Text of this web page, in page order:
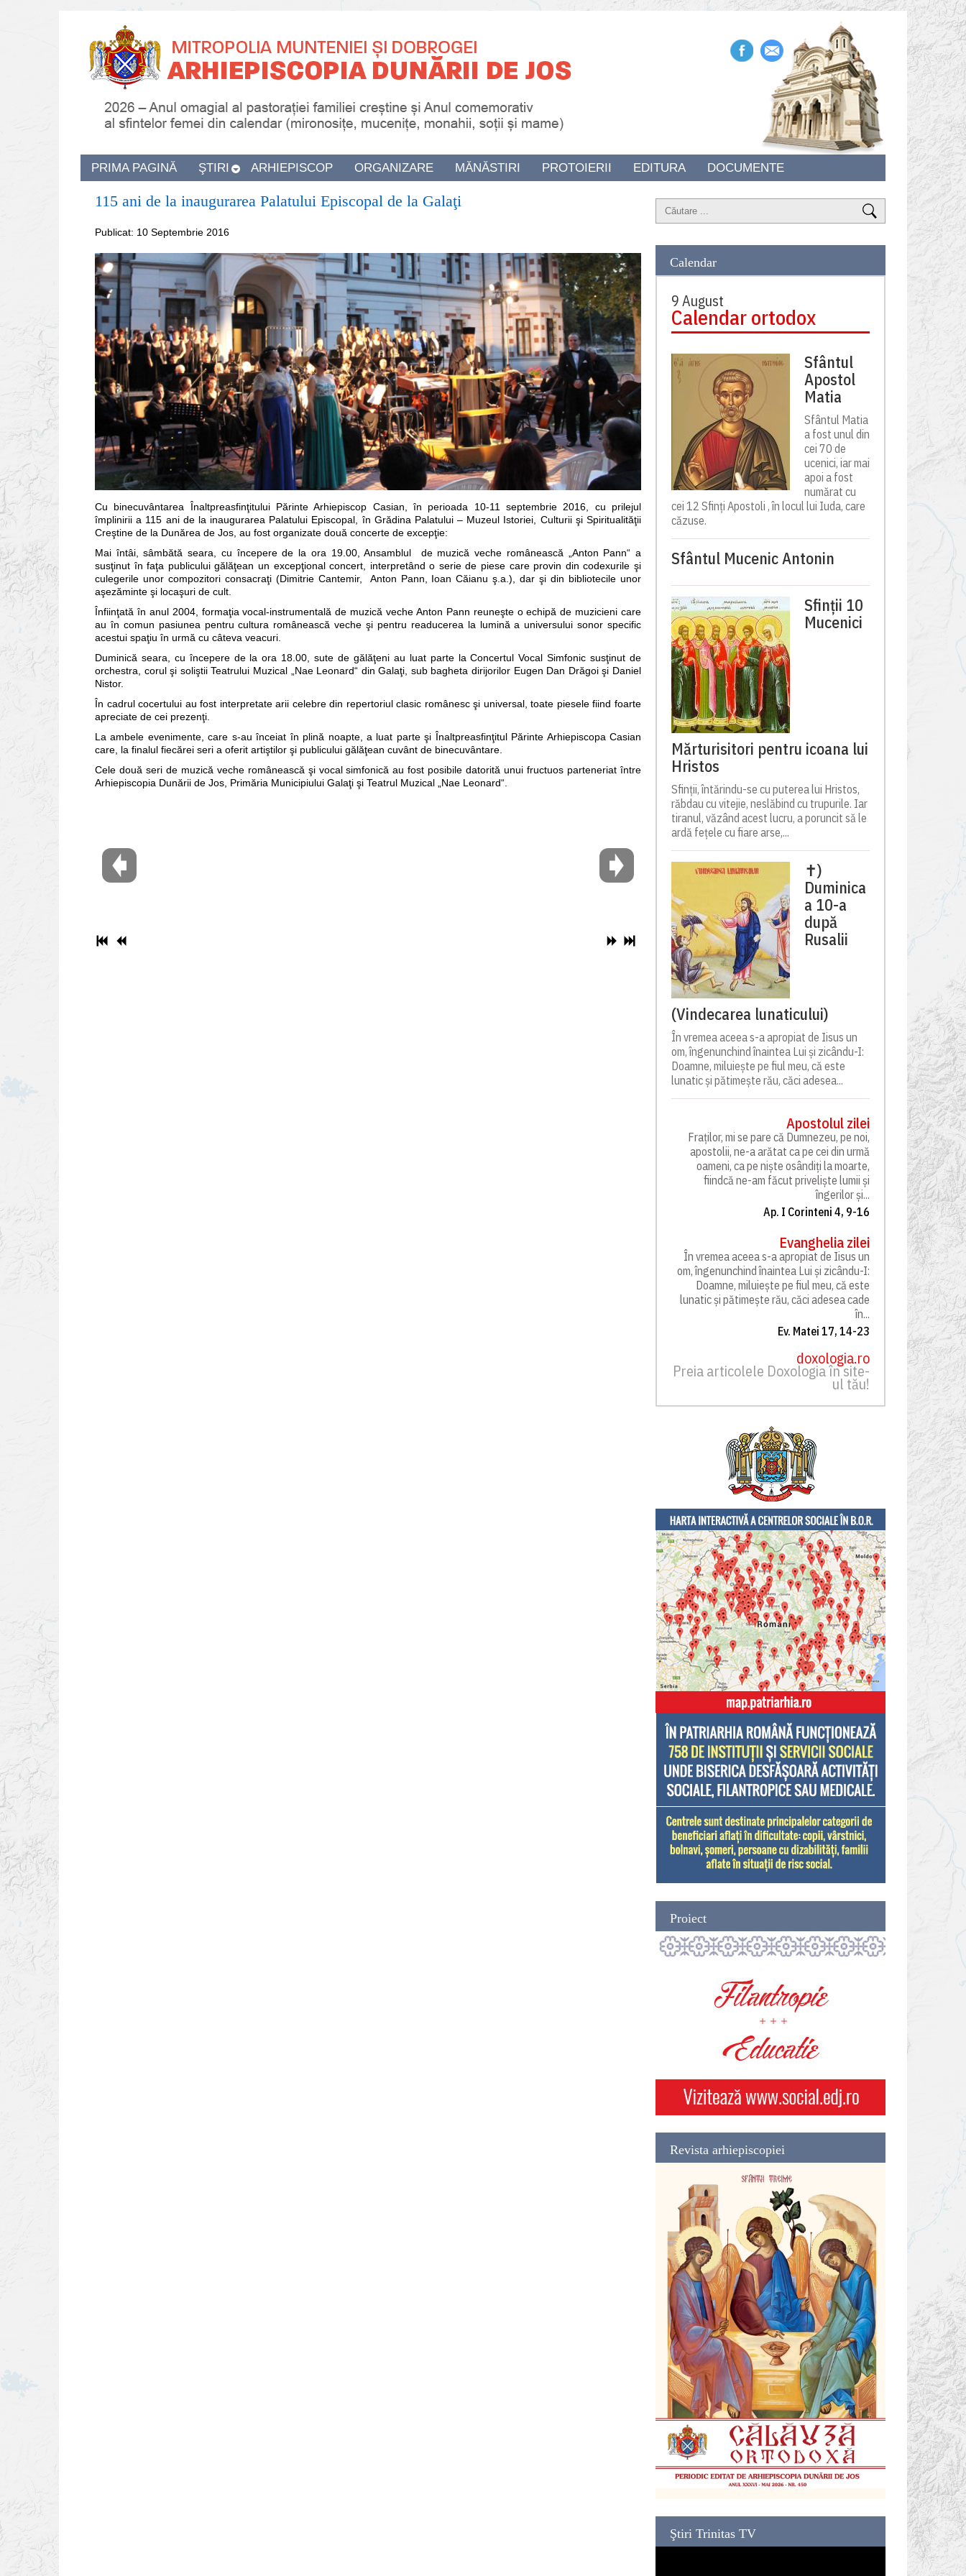
PRIMA PAGINĂ ŞTIRI ARHIEPISCOP ORGANIZARE MĂNĂSTIRI PROTOIERII EDITURA DOCUMENTE
115 ani de la inaugurarea Palatului Episcopal de la Galaţi
Publicat: 10 Septembrie 2016
Cu binecuvântarea Înaltpreasfinţitului Părinte Arhiepiscop Casian, în perioada 10-11 septembrie 2016, cu prilejul
împlinirii a 115 ani de la inaugurarea Palatului Episcopal, în Grădina Palatului – Muzeul Istoriei, Culturii şi Spiritualităţii
Creştine de la Dunărea de Jos, au fost organizate două concerte de excepţie:
Mai întâi, sâmbătă seara, cu începere de la ora 19.00, Ansamblul de muzică veche românească „Anton Pann“ a
susţinut în faţa publicului gălăţean un excepţional concert, interpretând o serie de piese care provin din codexurile şi
culegerile unor compozitori consacraţi (Dimitrie Cantemir, Anton Pann, Ioan Căianu ş.a.), dar şi din bibliotecile unor
aşezăminte şi locaşuri de cult.
Înfiinţată în anul 2004, formaţia vocal-instrumentală de muzică veche Anton Pann reuneşte o echipă de muzicieni care
au în comun pasiunea pentru cultura românească veche şi pentru readucerea la lumină a universului sonor specific
acestui spaţiu în urmă cu câteva veacuri.
Duminică seara, cu începere de la ora 18.00, sute de gălăţeni au luat parte la Concertul Vocal Simfonic susţinut de
orchestra, corul şi soliştii Teatrului Muzical „Nae Leonard“ din Galaţi, sub bagheta dirijorilor Eugen Dan Drăgoi şi Daniel
Nistor.
În cadrul cocertului au fost interpretate arii celebre din repertoriul clasic românesc şi universal, toate piesele fiind foarte
apreciate de cei prezenţi.
La ambele evenimente, care s-au înceiat în plină noapte, a luat parte şi Înaltpreasfinţitul Părinte Arhiepiscopa Casian
care, la finalul fiecărei seri a oferit artiştilor şi publicului gălăţean cuvânt de binecuvântare.
Cele două seri de muzică veche românească şi vocal simfonică au fost posibile datorită unui fructuos parteneriat între
Arhiepiscopia Dunării de Jos, Primăria Municipiului Galaţi şi Teatrul Muzical „Nae Leonard“.
Calendar
9 August
Calendar ortodox
Sfântul
Apostol
Matia
Sfântul Matia
a fost unul din
cei 70 de
ucenici, iar mai
apoi a fost
numărat cu
cei 12 Sfinți Apostoli , în locul lui Iuda, care
căzuse.
Sfântul Mucenic Antonin
Sfinții 10
Mucenici
Mărturisitori pentru icoana lui
Hristos
Sfinții, întărindu-se cu puterea lui Hristos,
răbdau cu vitejie, neslăbind cu trupurile. Iar
tiranul, văzând acest lucru, a poruncit să le
ardă fețele cu fiare arse,...
✝)
Duminica
a 10-a
după
Rusalii
(Vindecarea lunaticului)
În vremea aceea s-a apropiat de Iisus un
om, îngenunchind înaintea Lui și zicându-I:
Doamne, miluiește pe fiul meu, că este
lunatic și pătimește rău, căci adesea...
Apostolul zilei
Fraților, mi se pare că Dumnezeu, pe noi,
apostolii, ne-a arătat ca pe cei din urmă
oameni, ca pe niște osândiți la moarte,
fiindcă ne-am făcut priveliște lumii și
îngerilor și...
Ap. I Corinteni 4, 9-16
Evanghelia zilei
În vremea aceea s-a apropiat de Iisus un
om, îngenunchind înaintea Lui și zicându-I:
Doamne, miluiește pe fiul meu, că este
lunatic și pătimește rău, căci adesea cade
în...
Ev. Matei 17, 14-23
doxologia.ro
Preia articolele Doxologia în site-
ul tău!
Proiect
Revista arhiepiscopiei
Ştiri Trinitas TV